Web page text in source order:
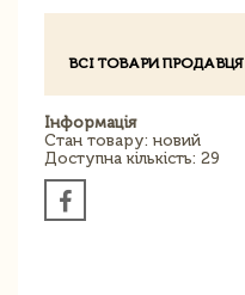
ВСІ ТОВАРИ ПРОДАВЦЯ
Інформація
Стан товару: новий
Доступна кількість: 29